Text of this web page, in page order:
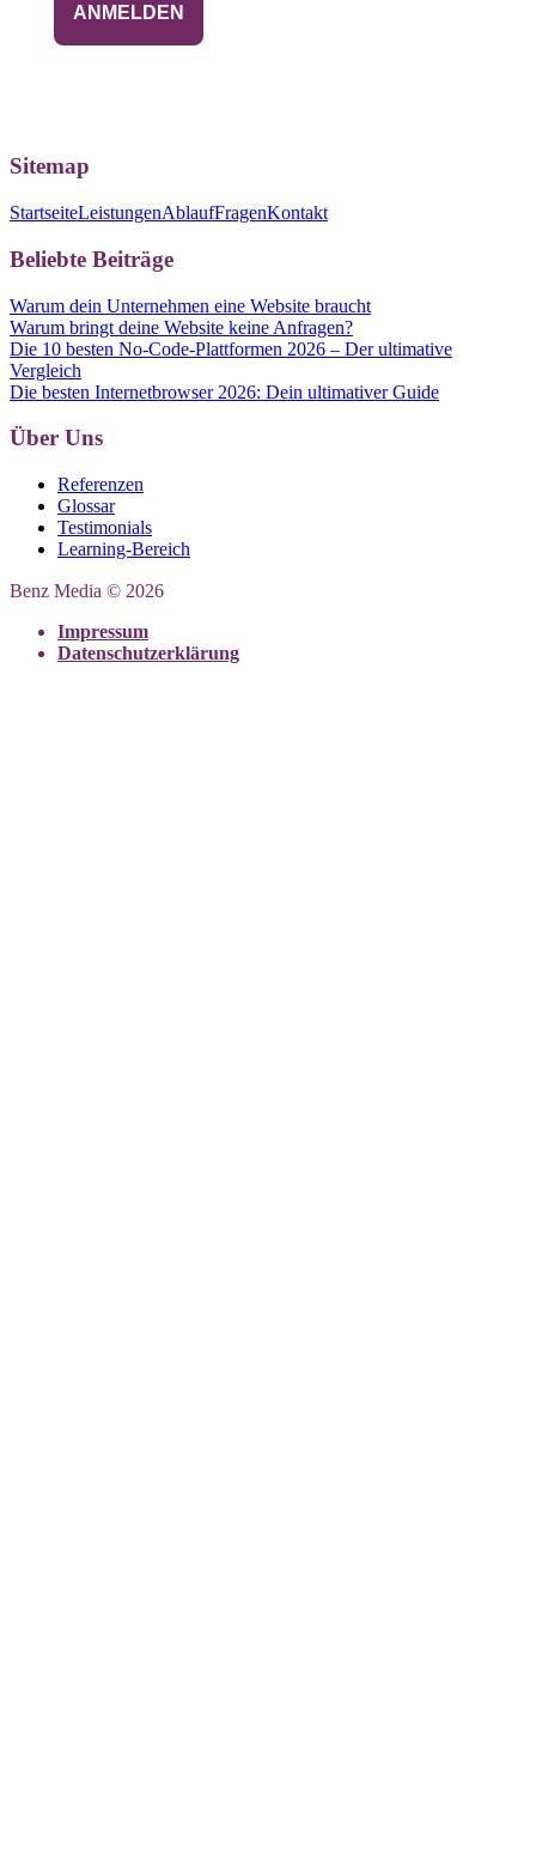
ANMELDEN
Sitemap
StartseiteLeistungenAblaufFragenKontakt
Beliebte Beiträge
Warum dein Unternehmen eine Website braucht
Warum bringt deine Website keine Anfragen?
Die 10 besten No-Code-Plattformen 2026 – Der ultimative
Vergleich
Die besten Internetbrowser 2026: Dein ultimativer Guide
Über Uns
Referenzen
Glossar
Testimonials
Learning-Bereich
Benz Media © 2026
Impressum
Datenschutzerklärung